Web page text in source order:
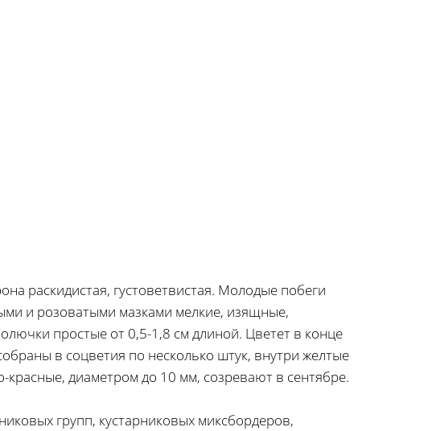
раскидистая, густоветвистая. Молодые побеги
и розоватыми мазками мелкие, изящные,
простые от 0,5-1,8 см длиной. Цветет в конце
в соцветия по несколько штук, внутри желтые
диаметром до 10 мм, созревают в сентябре.
групп, кустарниковых миксбордеров,